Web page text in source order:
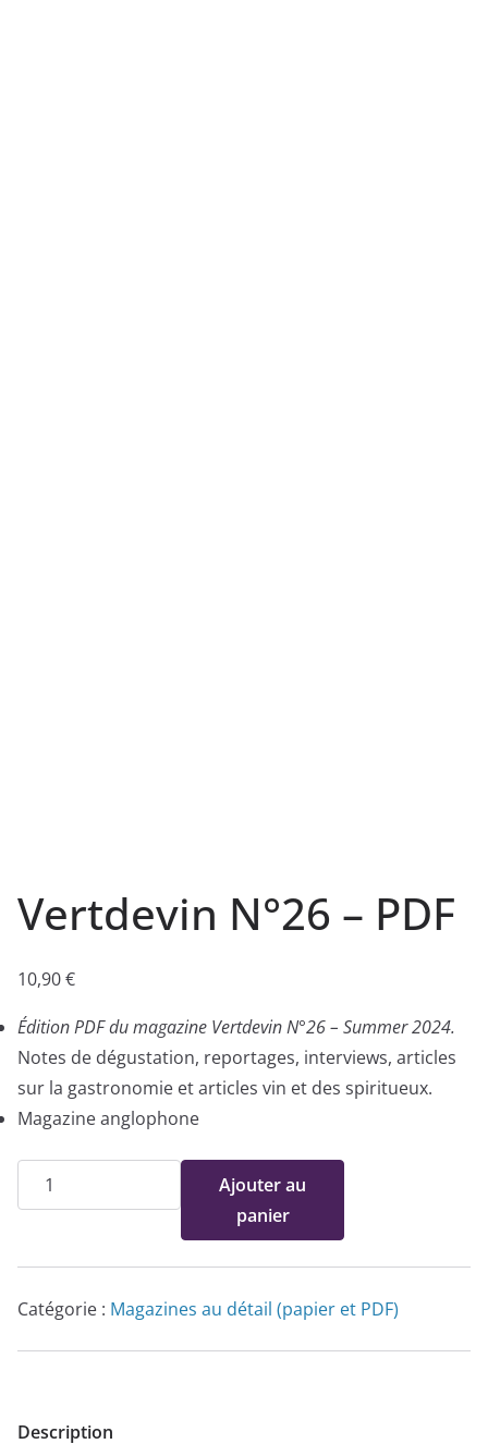
Vertdevin N°26 – PDF
10,90€
Édition PDF du magazine Vertdevin N°26 – Summer 2024.
Notes de dégustation, reportages, interviews, articles
sur la gastronomie et articles vin et des spiritueux.
Magazine anglophone
quantité
de
N°26
Ajouter au
panier
Catégorie : Magazines au détail (papier et PDF)
Description